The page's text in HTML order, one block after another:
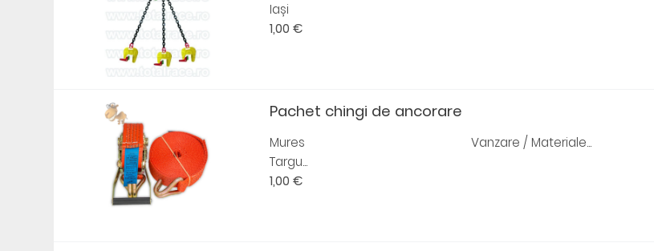
Iași
1,00 €
Pachet chingi de ancorare
Mures
Targu...
1,00 €
Vanzare / Materiale...